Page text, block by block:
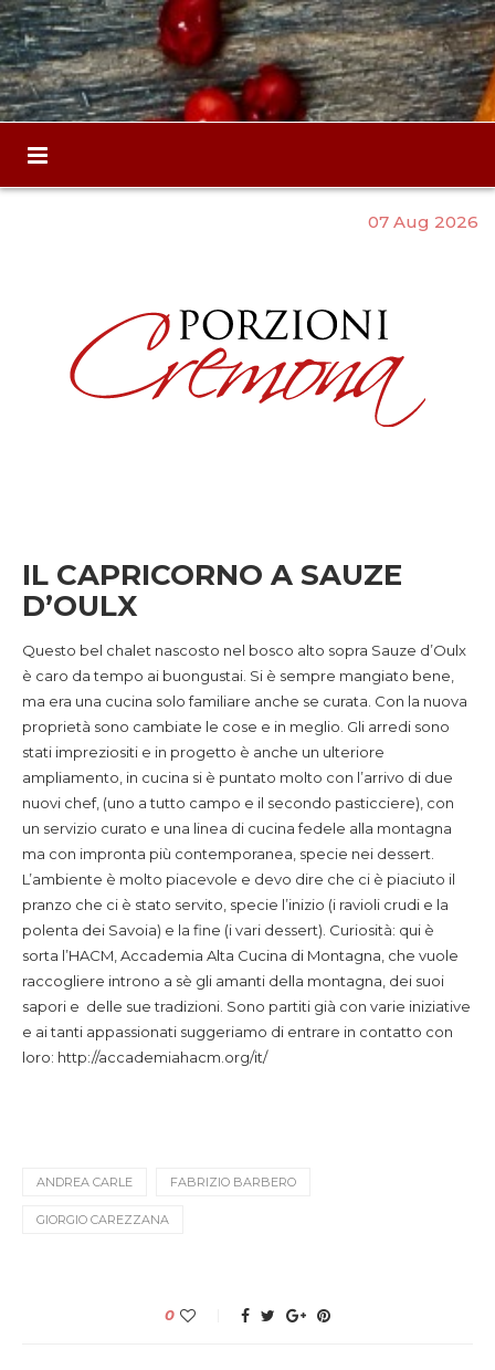
07 Aug 2026
IL CAPRICORNO A SAUZE
D’OULX
Questo bel chalet nascosto nel bosco alto sopra Sauze d’Oulx
è caro da tempo ai buongustai. Si è sempre mangiato bene,
ma era una cucina solo familiare anche se curata. Con la nuova
proprietà sono cambiate le cose e in meglio. Gli arredi sono
stati impreziositi e in progetto è anche un ulteriore
ampliamento, in cucina si è puntato molto con l’arrivo di due
nuovi chef, (uno a tutto campo e il secondo pasticciere), con
un servizio curato e una linea di cucina fedele alla montagna
ma con impronta più contemporanea, specie nei dessert.
L’ambiente è molto piacevole e devo dire che ci è piaciuto il
pranzo che ci è stato servito, specie l’inizio (i ravioli crudi e la
polenta dei Savoia) e la fine (i vari dessert). Curiosità: qui è
sorta l’HACM, Accademia Alta Cucina di Montagna, che vuole
raccogliere introno a sè gli amanti della montagna, dei suoi
sapori e delle sue tradizioni. Sono partiti già con varie iniziative
e ai tanti appassionati suggeriamo di entrare in contatto con
loro: http://accademiahacm.org/it/
ANDREA CARLE FABRIZIO BARBERO
GIORGIO CAREZZANA
0